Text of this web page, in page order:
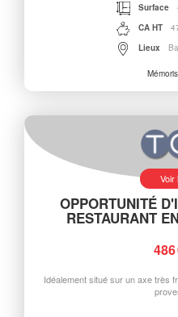
Surface
CA HT
Lieux
Voir
OPPORTUNITÉ
RESTAURANT
486
Idéalement situé sur un axe très